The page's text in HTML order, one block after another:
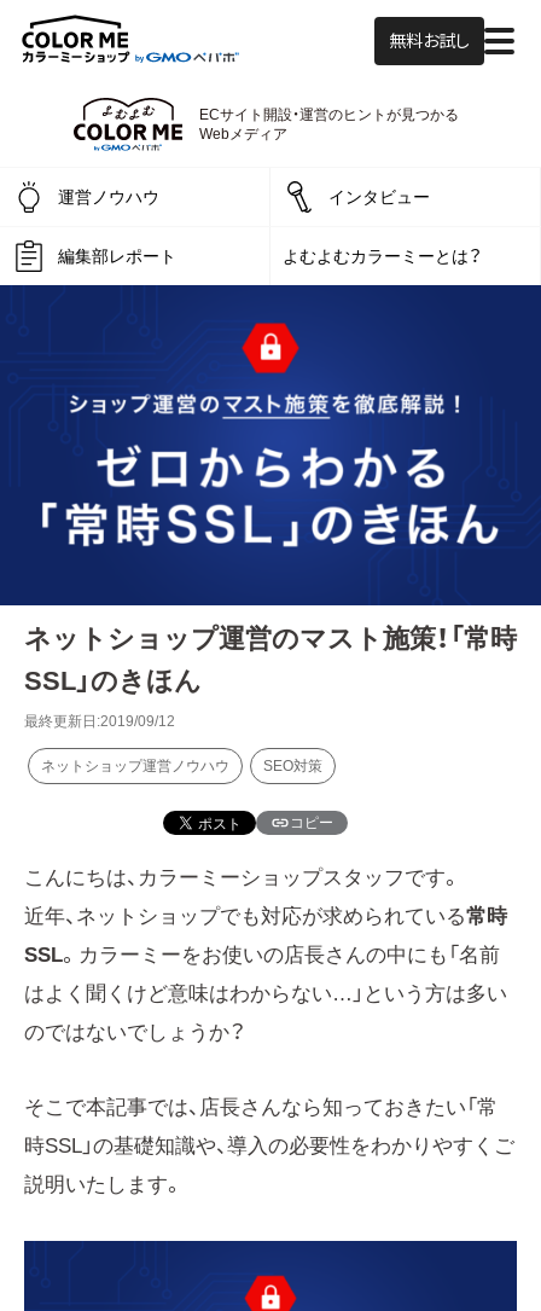
無料お試し
よむよむカラーミー
ECサイト開設・運営のヒントが見つかる
Webメディア
運営ノウハウ インタビュー
編集部レポート よむよむカラーミーとは？
ネットショップ運営のマスト施策！「常時
SSL」のきほん
最終更新日:2019/09/12
ネットショップ運営ノウハウ SEO対策
コピー
こんにちは、カラーミーショップスタッフです。
近年、ネットショップでも対応が求められている常時
SSL。カラーミーをお使いの店長さんの中にも「名前
はよく聞くけど意味はわからない…」という方は多い
のではないでしょうか？
そこで本記事では、店長さんなら知っておきたい「常
時SSL」の基礎知識や、導入の必要性をわかりやすくご
説明いたします。